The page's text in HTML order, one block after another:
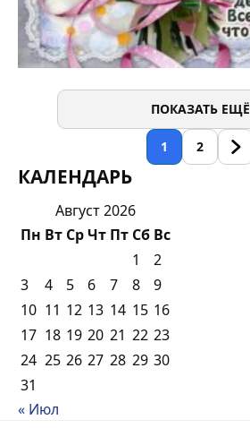
ПОКАЗАТЬ ЕЩЁ
1 2
КАЛЕНДАРЬ
Август 2026
Пн Вт СрЧт Пт Сб Вс
1
2
3
4 5 6 7 8
9
10 11 12 13 14 15 16
17 18 19 20 21 22 23
24 25 26 27 28 29 30
31
« Июл